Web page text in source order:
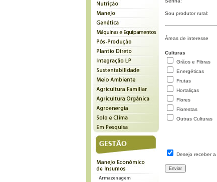
Sou produtor rural:
Áreas de interesse
Culturas
Grãos e Fibras
Energéticas
Frutas
Hortaliças
Flores
Florestas
Outras Culturas
Desejo receber a